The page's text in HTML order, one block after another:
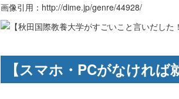
画像引用：http://dime.jp/genre/44928/
【スマホ・PCがなければ